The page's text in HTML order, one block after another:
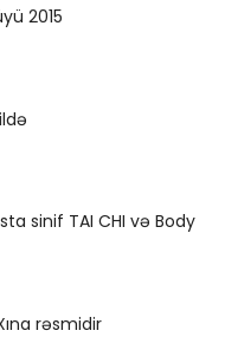
2015
sinif TAI CHI və Body
rəsmidir